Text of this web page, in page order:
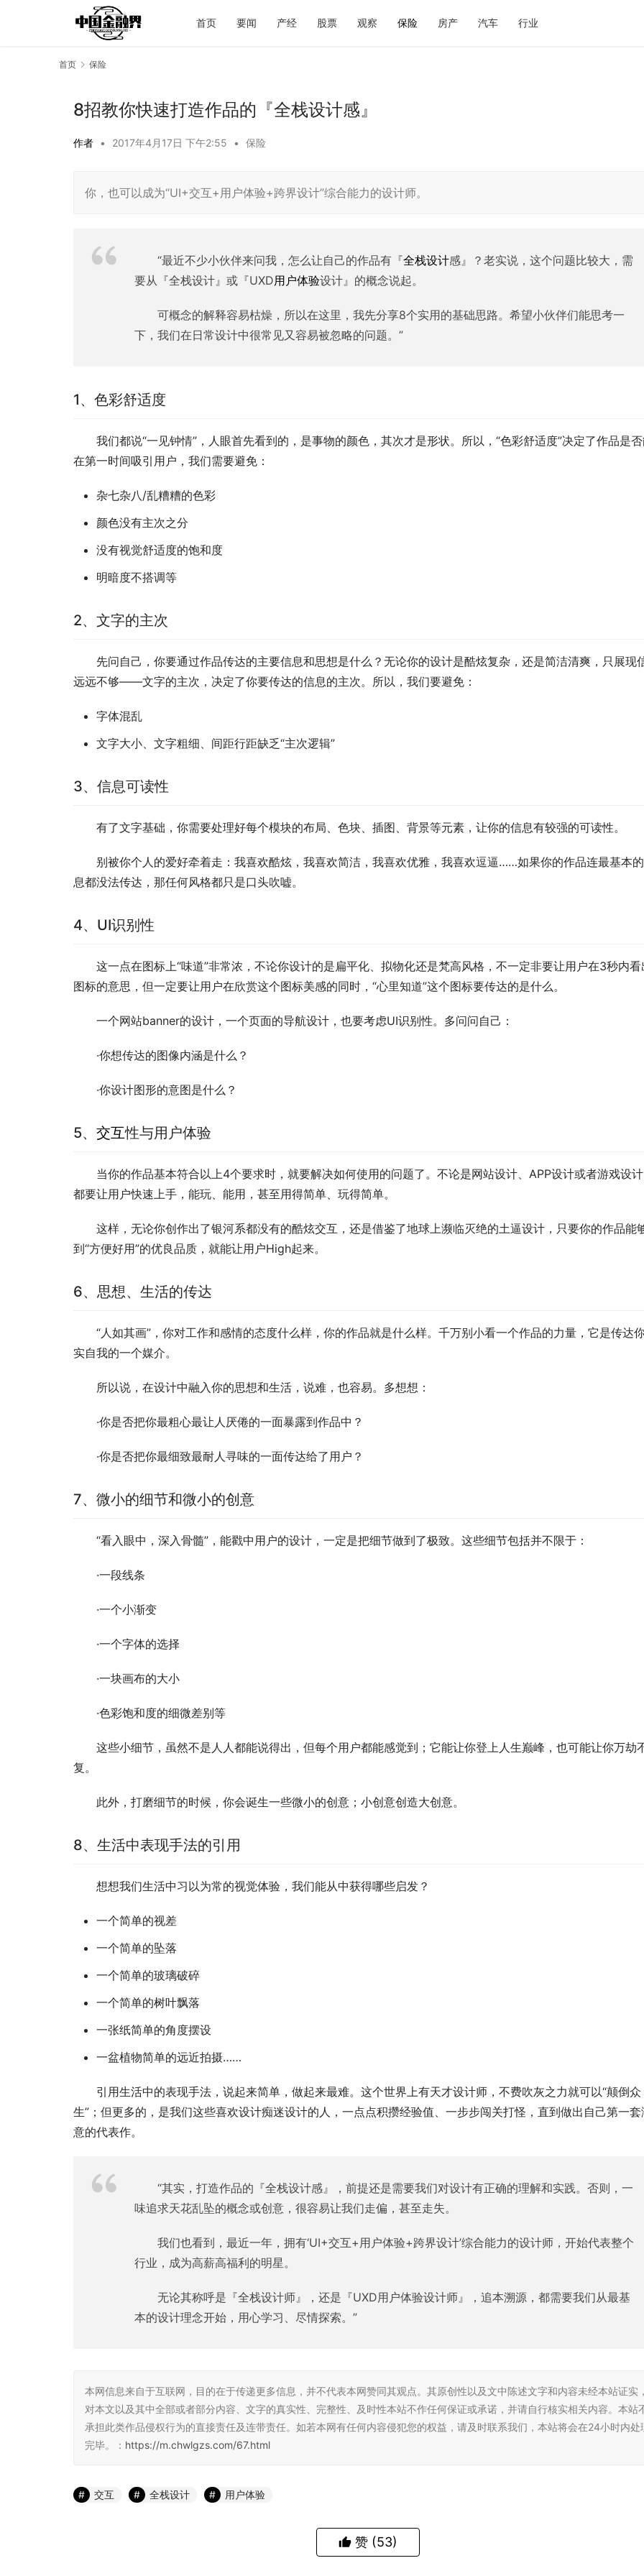
首页 要闻 产经 股票 观察 保险 房产 汽车 行业
首页 保险
8招教你快速打造作品的『全栈设计感』
作者 • 2017年4月17日 下午2:55 • 保险
你，也可以成为“UI+交互+用户体验+跨界设计”综合能力的设计师。
“最近不少小伙伴来问我，怎么让自己的作品有『全栈设计感』？老实说，这个问题比较大，需
要从『全栈设计』或『UXD用户体验设计』的概念说起。
可概念的解释容易枯燥，所以在这里，我先分享8个实用的基础思路。希望小伙伴们能思考一
下，我们在日常设计中很常见又容易被忽略的问题。”
1、色彩舒适度
我们都说“一见钟情”，人眼首先看到的，是事物的颜色，其次才是形状。所以，“色彩舒适度”决定了作品是
在第一时间吸引用户，我们需要避免：
杂七杂八/乱糟糟的色彩
颜色没有主次之分
没有视觉舒适度的饱和度
明暗度不搭调等
2、文字的主次
先问自己，你要通过作品传达的主要信息和思想是什么？无论你的设计是酷炫复杂，还是简洁清爽，只展现
远远不够——文字的主次，决定了你要传达的信息的主次。所以，我们要避免：
字体混乱
文字大小、文字粗细、间距行距缺乏“主次逻辑”
3、信息可读性
有了文字基础，你需要处理好每个模块的布局、色块、插图、背景等元素，让你的信息有较强的可读性。
别被你个人的爱好牵着走：我喜欢酷炫，我喜欢简洁，我喜欢优雅，我喜欢逗逼……如果你的作品连最基本
息都没法传达，那任何风格都只是口头吹嘘。
4、UI识别性
这一点在图标上“味道”非常浓，不论你设计的是扁平化、拟物化还是梵高风格，不一定非要让用户在3秒内看
图标的意思，但一定要让用户在欣赏这个图标美感的同时，“心里知道”这个图标要传达的是什么。
一个网站banner的设计，一个页面的导航设计，也要考虑UI识别性。多问问自己：
·你想传达的图像内涵是什么？
·你设计图形的意图是什么？
5、 交互性与用户体验
当你的作品基本符合以上4个要求时，就要解决如何使用的问题了。不论是网站设计、APP设计或者游戏设
都要让用户快速上手，能玩、能用，甚至用得简单、玩得简单。
这样，无论你创作出了银河系都没有的酷炫交互，还是借鉴了地球上濒临灭绝的土逼设计，只要你的作品能
到“方便好用”的优良品质，就能让用户High起来。
6、思想、生活的传达
“人如其画”，你对工作和感情的态度什么样，你的作品就是什么样。千万别小看一个作品的力量，它是传达
实自我的一个媒介。
所以说，在设计中融入你的思想和生活，说难，也容易。多想想：
·你是否把你最粗心最让人厌倦的一面暴露到作品中？
·你是否把你最细致最耐人寻味的一面传达给了用户？
7、微小的细节和微小的创意
“看入眼中，深入骨髓”，能戳中用户的设计，一定是把细节做到了极致。这些细节包括并不限于：
·一段线条
·一个小渐变
·一个字体的选择
·一块画布的大小
·色彩饱和度的细微差别等
这些小细节，虽然不是人人都能说得出，但每个用户都能感觉到；它能让你登上人生巅峰，也可能让你万劫
复。
此外，打磨细节的时候，你会诞生一些微小的创意；小创意创造大创意。
8、生活中表现手法的引用
想想我们生活中习以为常的视觉体验，我们能从中获得哪些启发？
一个简单的视差
一个简单的坠落
一个简单的玻璃破碎
一个简单的树叶飘落
一张纸简单的角度摆设
一盆植物简单的远近拍摄……
引用生活中的表现手法，说起来简单，做起来最难。这个世界上有天才设计师，不费吹灰之力就可以“颠倒众
生”；但更多的，是我们这些喜欢设计痴迷设计的人，一点点积攒经验值、一步步闯关打怪，直到做出自己第一套
意的代表作。
“其实，打造作品的『全栈设计感』，前提还是需要我们对设计有正确的理解和实践。否则，一
味追求天花乱坠的概念或创意，很容易让我们走偏，甚至走失。
我们也看到，最近一年，拥有‘UI+交互+用户体验+跨界设计’综合能力的设计师，开始代表整个
行业，成为高薪高福利的明星。
无论其称呼是『全栈设计师』，还是『UXD用户体验设计师』，追本溯源，都需要我们从最基
本的设计理念开始，用心学习、尽情探索。”
本网信息来自于互联网，目的在于传递更多信息，并不代表本网赞同其观点。其原创性以及文中陈述文字和内容未经本站证实
对本文以及其中全部或者部分内容、文字的真实性、完整性、及时性本站不作任何保证或承诺，并请自行核实相关内容。本站
承担此类作品侵权行为的直接责任及连带责任。如若本网有任何内容侵犯您的权益，请及时联系我们，本站将会在24小时内处
完毕。： https://m.chwlgzs.com/67.html
交互 全栈设计 用户体验
赞 (53)